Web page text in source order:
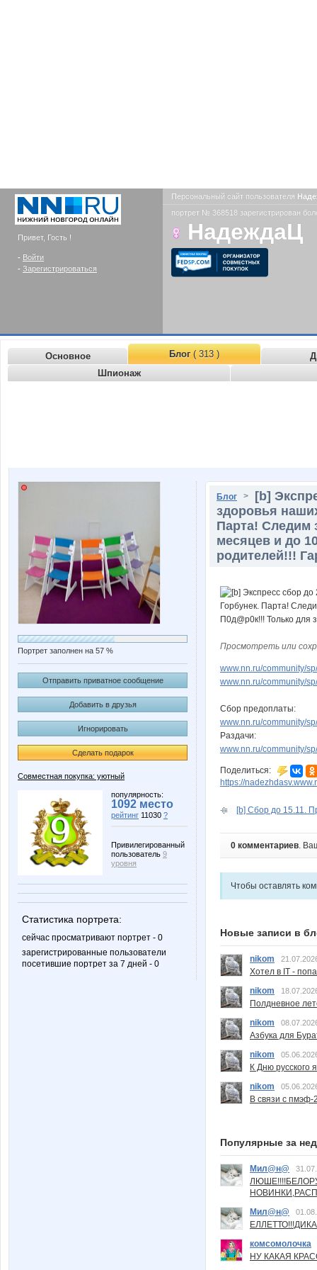
Привет, Гость !
- Войти
- Зарегистрироваться
Персональный сайт пользователя
портрет № 368518 зарегистрирован
НадеждаЦ
Основное Блог( 313 )
Шпионаж
Портрет заполнен на 57 %
Отправить приватное сообщение
Добавить в друзья
Игнорировать
Сделать подарок
Совместная покупка: уютный
популярность:
1092 место
рейтинг 11030 ?
Привилегированный
пользователь 9
уровня
Статистика портрета:
сейчас просматривают портрет - 0
зарегистрированные пользователи
посетившие портрет за 7 дней - 0
Блог >
[b]
здоровья
Парта! Следим
месяцев и до
родителей!!!
Просмотреть или
www.nn.ru/community/
www.nn.ru/community/
Сбор предоплаты:
www.nn.ru/community/
Раздачи:
www.nn.ru/community/
Поделиться:
https://
[b] Сбор до 15.11.
0 комментариев.
Чтобы оставлять
Новые записи в
nikom
Хотел в IT -
nikom
Полдневное
nikom
Азбука для
nikom
К Дню русского
nikom
В связи с пмэф-
Популярные за
Мил@н@
Мил@н@
комсомолочка
НУ КАКАЯ